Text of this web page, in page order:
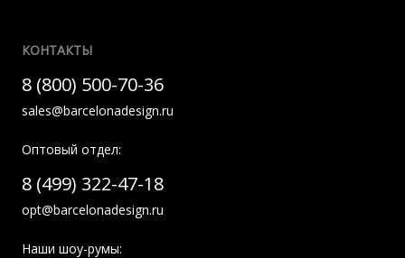
КОНТАКТЫ
8 (800) 500-70-36
sales@barcelonadesign.ru
Оптовый отдел:
8 (499) 322-47-18
opt@barcelonadesign.ru
Наши шоу-румы: